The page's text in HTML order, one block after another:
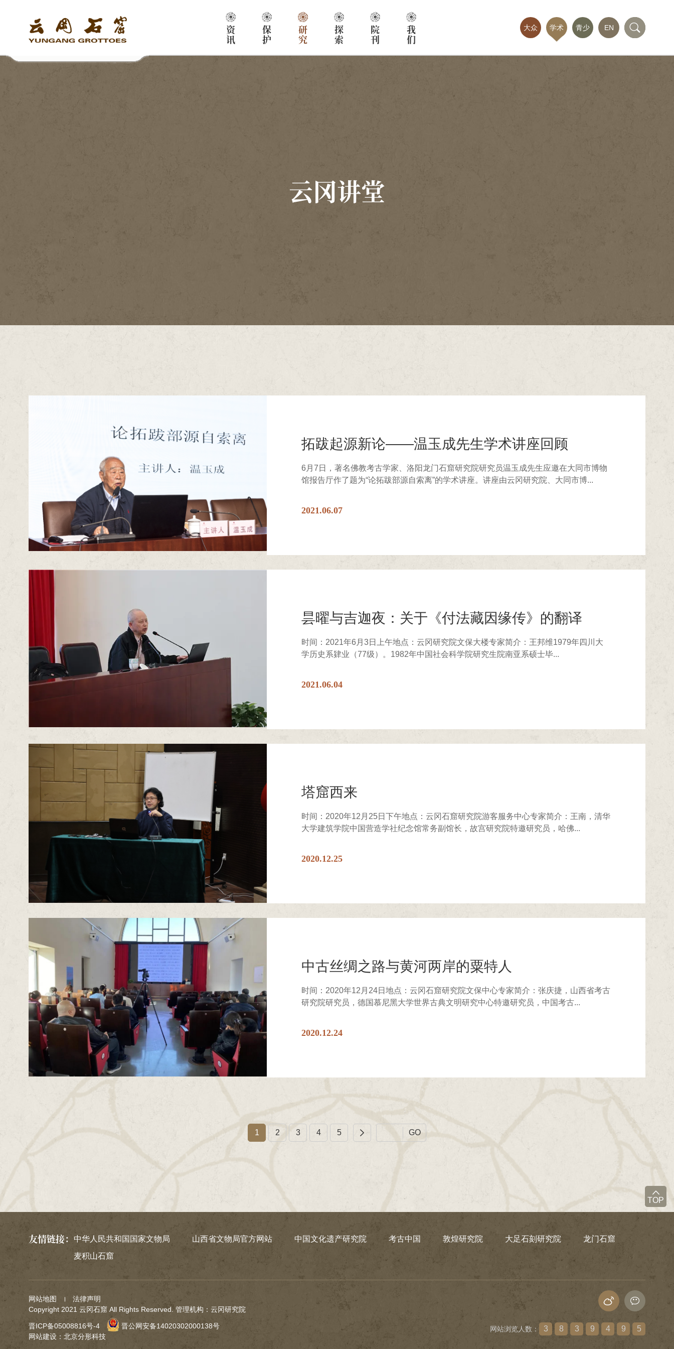
TOP
资讯 保护 研究 探索 院刊 我们 大众 学术 青少 EN
云冈讲堂
拓跋起源新论——温玉成先生学术讲座回顾
6月7日，著名佛教考古学家、洛阳龙门石窟研究院研究员温玉成先生应邀在大同市博物
馆报告厅作了题为“论拓跋部源自索离”的学术讲座。讲座由云冈研究院、大同市博...
2021.06.07
昙曜与吉迦夜：关于《付法藏因缘传》的翻译
时间：2021年6月3日上午地点：云冈研究院文保大楼专家简介：王邦维1979年四川大
学历史系肄业（77级）。1982年中国社会科学院研究生院南亚系硕士毕...
2021.06.04
塔窟西来
时间：2020年12月25日下午地点：云冈石窟研究院游客服务中心专家简介：王南，清华
大学建筑学院中国营造学社纪念馆常务副馆长，故宫研究院特邀研究员，哈佛...
2020.12.25
中古丝绸之路与黄河两岸的粟特人
时间：2020年12月24日地点：云冈石窟研究院文保中心专家简介：张庆捷，山西省考古
研究院研究员，德国慕尼黑大学世界古典文明研究中心特邀研究员，中国考古...
2020.12.24
1 2 3 4 5 GO
友情链接： 中华人民共和国国家文物局 山西省文物局官方网站 中国文化遗产研究院 考古中国 敦煌研究院 大足石刻研究院
龙门石窟
麦积山石窟
网站地图
法律声明
Copyright 2021 云冈石窟 All Rights Reserved. 管理机构：云冈研究院
晋ICP备05008816号-4
晋公网安备14020302000138号
网站建设 ： 北京分形科技
网站浏览人数： 3 8 3 9 4 9 5